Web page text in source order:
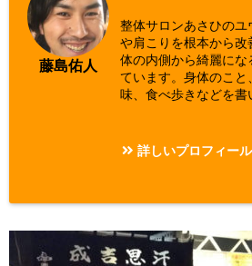
藤島佑人
整体サロンあさひのユ
や肩こりを根本から
体の内側から綺麗にな
ています。身体のこと
味、食べ歩きなどを書
詳しいプロフィー